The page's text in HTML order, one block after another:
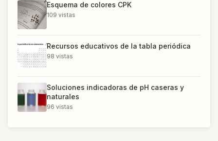
Esquema de colores CPK
109 vistas
Recursos educativos de la tabla periódica
98 vistas
Soluciones indicadoras de pH caseras y
naturales
96 vistas